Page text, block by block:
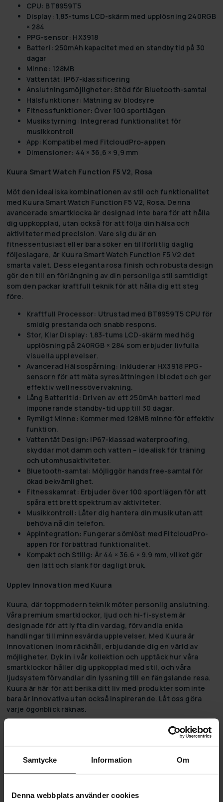
Samtycke Information Om
Denna webbplats använder cookies
CPU: BT8959T5
Display: 1,83-tums LCD-skärm med upplösning 240RGB
× 284
PPG-sensor: HX3918
Batteri: 250mAh kapacitet med en standbytid på 30
dagar
Minne: 128MB
Vattentät: IP67-klassificering
Anslutningsmöjligheter: Stöd för Bluetooth-samtal
Hälsfunktioner: Mätning av blodsyre
Fitnessfunktioner: Över 100 sportlägen
Musikstyrning: Integrerad funktionalitet för
musikkontroll
App: Kompatibel med FitcloudPro-appen
Dimensioner: 44 × 36,6 × 9,9 mm
Kuura Smart Watch Function F5 V2, Rosa
Möt den idealiska kombinationen av stil och funktionalitet
med Kuura Smart Watch Function F5 V2, Rosa. Denna
avancerade smartklocka är designad inte bara för att hålla
dig uppkopplad, utan också för att följa din hälsa och
aktiviteter med precision. Vare sig du är en
fitnessentusiast eller bara söker en tillförlitlig daglig
följeslagare, är Kuura Smart Watch Function F5 V2 det
smarta valet. Dess eleganta rosa finish och robusta design
gör den till en förlängning av din personliga stil samtidigt
som den packar kraftfull teknik för att hålla dig ett steg
före.
Kraftfull Processor: Utrustad med BT8959T5 CPU för
smidig prestanda och snabb respons.
Stor, Klar Display: 1,83-tums LCD-skärm med hög
upplösning på 240RGB × 284 som erbjuder livfulla
visuella upplevelser.
Avancerad Hälsospårning: Inkluderar HX3918 PPG-
sensorn för att mäta syresättningen i blodet och ger
effektiv wellnessövervakning.
Lång Batteritid: Driven av ett 250mAh batteri med
imponerande standby-tid upp till 30 dagar.
Rymligt Minne: Kommer med 128MB minne för effektiv
funktion.
Vattentät Design: IP67-klassad waterproofing,
skyddar mot damm och vatten – idealisk för träning
och utomhusaktiviteter.
Bluetooth-samtal: Möjliggör handsfree-samtal för
ökad bekvämlighet.
Fitnesskamrat: Erbjuder över 100 sportlägen för att
spåra ett brett spektrum av aktiviteter.
Musikkontroll: Låter dig hantera din musik utan att
behöva nå din telefon.
Appintegration: Fungerar sömlöst med FitcloudPro-
appen för förbättrad funktionalitet.
Kompakt och Stilig: Är 44 × 36.6 × 9.9 mm, vilket gör
den lätt och slank för dagligt bruk.
Upplev Innovation med Kuura
Kuura, där toppmodern teknik möter personlig anslutning.
Våra premium smartklockor, ljud och hi-fi-system är
designade för att lyfta din vardag, förvandla enkla
handlingar till minnesvärda upplevelser. Med Kuura är
innovationen inom räckhåll, erbjudande dig en värld av
möjligheter. Dyk in i vår kollektion och upptäck hur våra
smartklockor håller dig uppkopplad med stil, och våra
ljudsystem förvandlar din lyssning till en fängslande resa.
Kuura är här för att berika ditt liv med produkter som inte
bara är innovativa utan också inspirerande. Låt oss göra
varje ögonblick räknas.
mer än bara tidmätare. Dessa innovativa enheter erbjuder
elegans med funktionalitet och är designade för att stödja